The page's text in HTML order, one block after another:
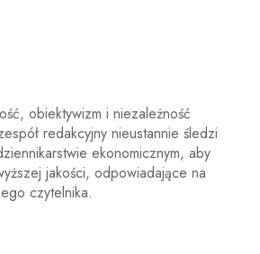
obiektywizm i niezależność
redakcyjny nieustannie śledzi
ekonomicznym, aby
jakości, odpowiadające na
czytelnika.